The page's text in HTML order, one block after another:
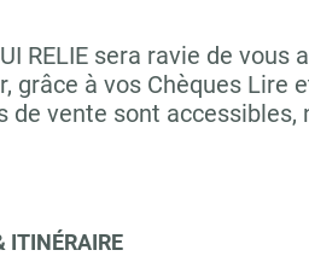
RELIE sera ravie de
grâce à vos Chèques Lire
de vente sont accessibles,
ITINÉRAIRE